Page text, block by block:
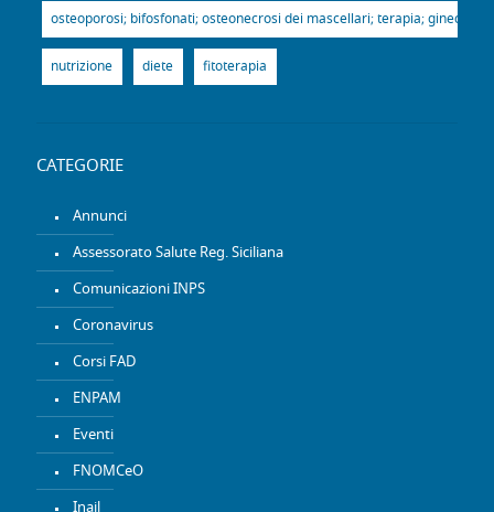
osteoporosi; bifosfonati; osteonecrosi dei mascellari; terapia;
nutrizione diete fitoterapia
CATEGORIE
Annunci
Assessorato Salute Reg. Siciliana
Comunicazioni INPS
Coronavirus
Corsi FAD
ENPAM
Eventi
FNOMCeO
Inail